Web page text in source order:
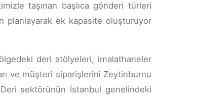
taşınan başlıca gönderi türleri
planlayarak ek kapasite oluşturuyor
deri atölyeleri, imalathaneler
ve müşteri siparişlerini Zeytinburnu
sektörünün İstanbul genelindeki